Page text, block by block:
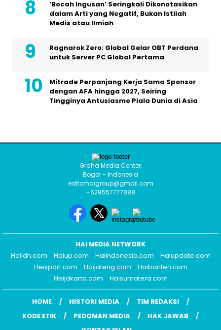
‘Bocah Ingusan’ Seringkali Dikonotasikan
dalam Arti yang Negatif, Bukan Istilah
Medis atau Ilmiah
Ragnarok Zero: Global Gelar OBT Perdana
untuk Server PC Global Pertama
Mitrade Perpanjang Kerja Sama Sponsor
dengan AFA hingga 2027, Seiring
Tingginya Antusiasme Piala Dunia di Asia
Graha Media Center,
Bogor - Indonesia
editorhaigroup@gmail.com
+628557777888
HAI MEDIA NETWORK
Haiidn.com
Haiup.com Haiindonesia.com
Haiupdate.com
Heisport.com
Haijateng.com
Haibanten.com
Heijakarta.com
Haisumatera.com
HOME HISTORI MEDIA
TIM REDAKSI
KODE ETIK
PEDOMAN MEDIA
HAK JAWAB